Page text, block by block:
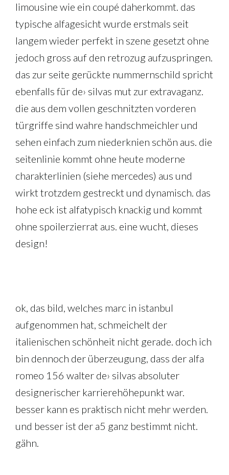
limousine wie ein coupé daherkommt. das
typische alfagesicht wurde erstmals seit
langem wieder perfekt in szene gesetzt ohne
jedoch gross auf den retrozug aufzuspringen.
das zur seite gerückte nummernschild spricht
ebenfalls für de› silvas mut zur extravaganz.
die aus dem vollen geschnitzten vorderen
türgriffe sind wahre handschmeichler und
sehen einfach zum niederknien schön aus. die
seitenlinie kommt ohne heute moderne
charakterlinien (siehe mercedes) aus und
wirkt trotzdem gestreckt und dynamisch. das
hohe eck ist alfatypisch knackig und kommt
ohne spoilerzierrat aus. eine wucht, dieses
design!
ok, das bild, welches marc in istanbul
aufgenommen hat, schmeichelt der
italienischen schönheit nicht gerade. doch ich
bin dennoch der überzeugung, dass der alfa
romeo 156 walter de› silvas absoluter
designerischer karrierehöhepunkt war.
besser kann es praktisch nicht mehr werden.
und besser ist der a5 ganz bestimmt nicht.
gähn.